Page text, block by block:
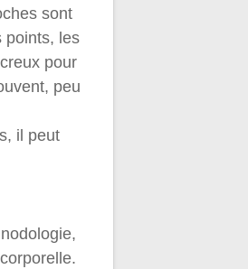
sont
points, les
pour
peu
il peut